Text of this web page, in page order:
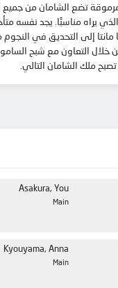
مرموقة تضع الشامان من
يراه مناسبًا. يجد نفسه
إلى التحديق في
التعاون مع شبح
ملك الشامان التالي.
Asakura, You
Main
Kyouyama, Anna
Main